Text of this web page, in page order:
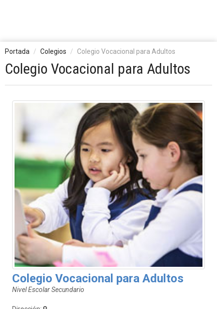
Portada Colegios Colegio Vocacional para Adultos
Colegio Vocacional para Adultos
Colegio Vocacional para Adultos
Nivel Escolar Secundario